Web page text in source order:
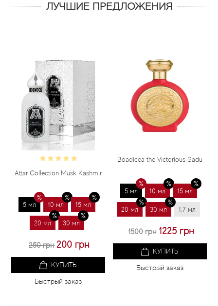
ЛУЧШИЕ ПРЕДЛОЖЕНИЯ
Attar Collection Musk Kashmir
5 мл 10 мл 15 мл
20 мл 30 мл
250 грн 200 грн
КУПИТЬ
Быстрый заказ
Boadicea the Victorious Sadu
5 мл 10 мл 15 мл
20 мл 30 мл 1.7 мл
1500 грн 1225 грн
КУПИТЬ
Быстрый заказ